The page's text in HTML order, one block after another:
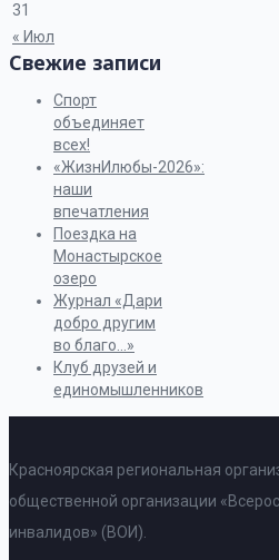
« Июл
31
Свежие записи
Спорт
объединяет
всех!
«ЖизнИлюбы-2026»:
наши
впечатления
Поездка на
Монастырское
озеро
Журнал «Дари
добро другим
во благо…»
Клуб друзей и
единомышленников
Красноярская региональная
общественной организации
инвалидов» (ВОИ).